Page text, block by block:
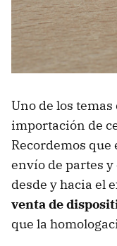
Uno de los
importación de
Recordemos
envío de partes
desde y hacia el
venta de
que la